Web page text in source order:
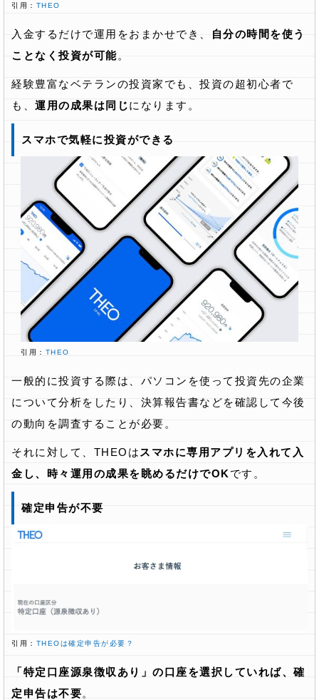
引用： THEO
入金するだけで運用をおまかせでき、
自分の時間を使う
ことなく投資が可能。
経験豊富なベテランの投資家でも、投資の超初心者で
も、 運用の成果は同じになります。
スマホで気軽に投資ができる
引用： THEO
一般的に投資する際は、パソコンを使って投資先の企業
について分析をしたり、決算報告書などを確認して今後
の動向を調査することが必要。
それに対して、THEOは スマホに専用アプリを入れて入
金し、時々運用の成果を眺めるだけでOK です。
確定申告が不要
引用： THEOは確定申告が必要？
「特定口座源泉徴収あり」の口座を選択していれば、確
定申告は不要。